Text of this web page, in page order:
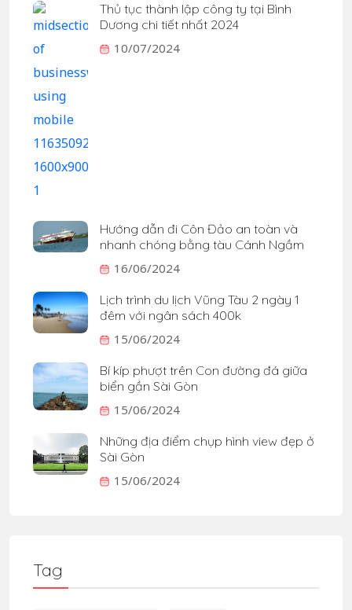
Thủ tục thành lập công ty tại Bình
Dương chi tiết nhất 2024
10/07/2024
Hướng dẫn đi Côn Đảo an toàn và
nhanh chóng bằng tàu Cánh Ngầm
16/06/2024
Lịch trình du lịch Vũng Tàu 2 ngày 1
đêm với ngân sách 400k
15/06/2024
Bí kíp phượt trên Con đường đá giữa
biển gần Sài Gòn
15/06/2024
Những địa điểm chụp hình view đẹp ở
Sài Gòn
15/06/2024
Tag